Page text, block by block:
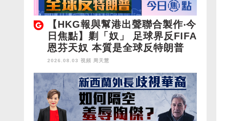
【HKG報與幫港出聲聯合製作‧今
日焦點】剿「奴」 足球界反FIFA
恩芬天奴 本質是全球反特朗普
2026.08.03 視頻 周天慧